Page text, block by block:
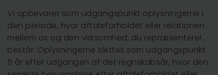
Vi opbevarer som udgangspunkt oplysningerne i
den periode, hvor aftaleforholdet eller relationen
mellem os og den virksomhed, du repræsenterer,
består. Oplysningerne slettes som udgangspunkt
5 år efter udgangen af det regnskabsår, hvor den